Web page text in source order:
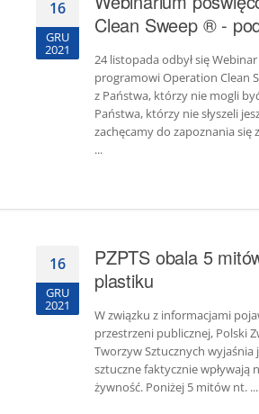
16
GRU
2021
Clean Sweep ® -
24 listopada odbył się
programowi Operation Clean
z Państwa, którzy nie mogli
Państwa, którzy nie słyszeli
zachęcamy do zapoznania się
...
16
GRU
2021
PZPTS obala 5
plastiku
W związku z informacjami
przestrzeni publicznej, Polski
Tworzyw Sztucznych wyjaśnia
sztuczne faktycznie wpływają
żywność. Poniżej 5 mitów nt. ...